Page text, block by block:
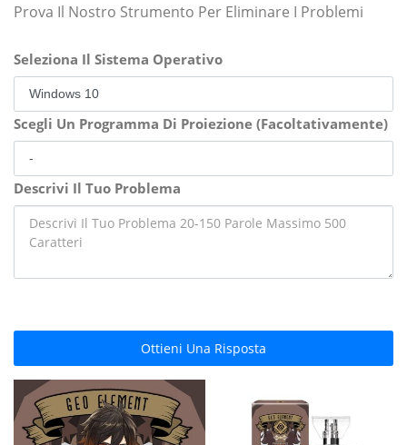
Prova Il Nostro Strumento Per Eliminare I Problemi
Seleziona Il Sistema Operativo
Scegli Un Programma Di Proiezione (Facoltativamente)
Descrivi Il Tuo Problema
Ottieni Una Risposta